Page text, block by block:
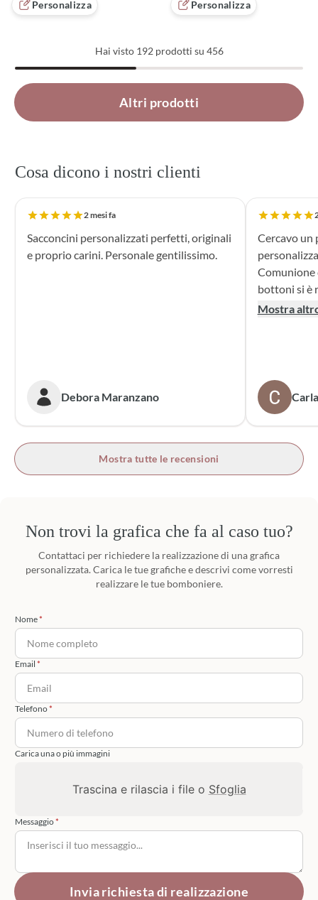
Personalizza Personalizza
Hai visto 192prodotti su 456
Altri prodotti
Cosa dicono i nostri clienti
2 mesi fa
Sacconcini personalizzati perfetti, originali
e proprio carini. Personale gentilissimo.
Debora Maranzano
Cercavo
Comunione di
bottoni si è
supporto
prossime
bottoni!
Mostra
Mostra tutte le recensioni
Non trovi la grafica che fa al caso tuo?
Contattaci per richiedere la realizzazione di una grafica
personalizzata. Carica le tue grafiche e descrivi come vorresti
realizzare le tue bomboniere.
Nome
Email
Telefono
Carica una o più immagini
Trascina e rilascia i file o Sfoglia
Messaggio
Invia richiesta di realizzazione